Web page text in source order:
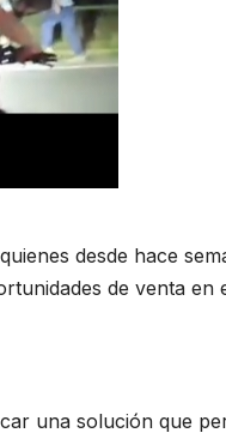
desde hace
de venta en
una solución que